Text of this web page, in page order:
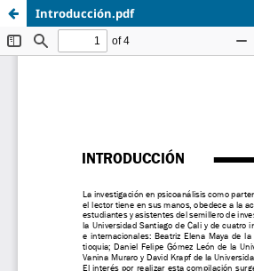
Introducción.pdf